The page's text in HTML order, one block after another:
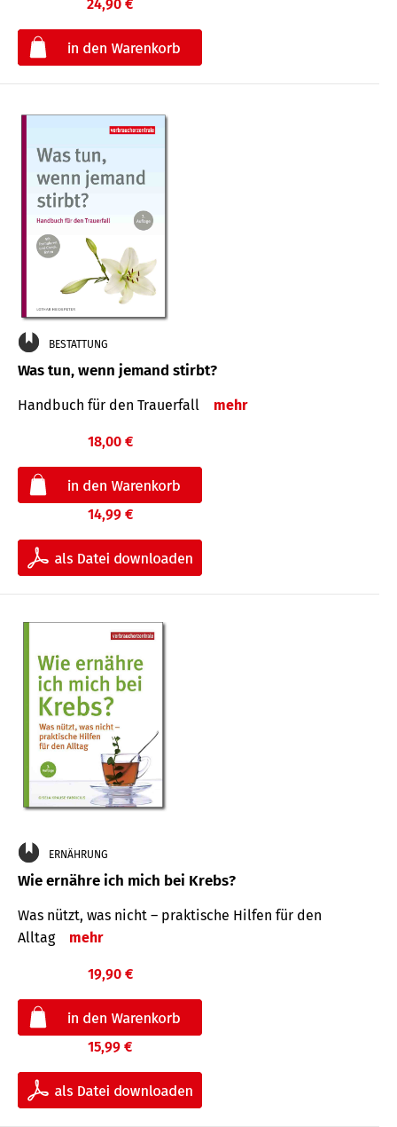
24,90 €
BESTATTUNG
Was tun, wenn jemand stirbt?
Handbuch für den Trauerfall mehr
18,00 €
14,99 €
ERNÄHRUNG
Wie ernähre ich mich bei Krebs?
Was nützt, was nicht – praktische Hilfen für den
Alltag
mehr
19,90 €
15,99 €